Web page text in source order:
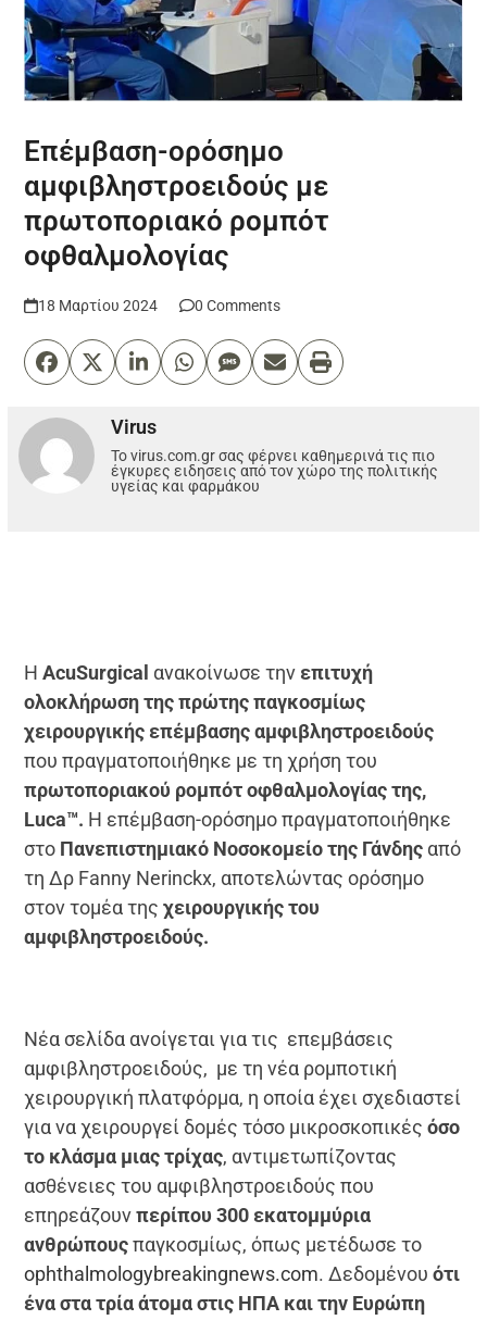
Επέμβαση-ορόσημο
αμφιβληστροειδούς με
πρωτοποριακό ρομπότ
οφθαλμολογίας
18 Μαρτίου 2024 0 Comments
Virus
Το virus.com.gr σας φέρνει καθημερινά τις πιο
έγκυρες ειδησεις από τον χώρο της πολιτικής
υγείας και φαρμάκου
ΗAcuSurgical ανακοίνωσε την επιτυχή
ολοκλήρωση της πρώτης παγκοσμίως
χειρουργικής επέμβασης αμφιβληστροειδούς
που πραγματοποιήθηκε με τη χρήση του
πρωτοποριακού ρομπότ οφθαλμολογίας της,
Luca™. Η επέμβαση-ορόσημο πραγματοποιήθηκε
στο Πανεπιστημιακό Νοσοκομείο της Γάνδης από
τη Δρ Fanny Nerinckx, αποτελώντας ορόσημο
στον τομέα τηςχειρουργικής του
αμφιβληστροειδούς.
Νέα σελίδα ανοίγεται για τις επεμβάσεις
αμφιβληστροειδούς, με τη νέα ρομποτική
χειρουργική πλατφόρμα, η οποία έχει σχεδιαστεί
για να χειρουργεί δομές τόσο μικροσκοπικέςόσο
το κλάσμα μιας τρίχας, αντιμετωπίζοντας
ασθένειες του αμφιβληστροειδούς που
επηρεάζουνπερίπου 300 εκατομμύρια
ανθρώπουςπαγκοσμίως, όπως μετέδωσε το
ophthalmologybreakingnews.com. Δεδομένουότι
ένα στα τρία άτομα στις ΗΠΑ και την Ευρώπη